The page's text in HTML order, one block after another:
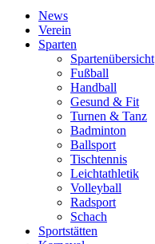
News
Verein
Sparten
Spartenübersicht
Fußball
Handball
Gesund & Fit
Turnen & Tanz
Badminton
Ballsport
Tischtennis
Leichtathletik
Volleyball
Radsport
Schach
Sportstätten